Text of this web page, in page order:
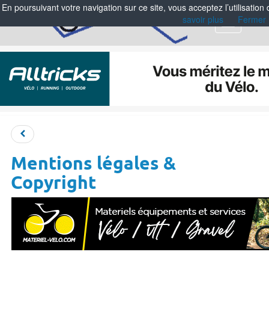
Menu
Mentions légales &
Copyright
En poursuivant votre navigation sur ce site, vous acceptez
savoir plus
Fermer